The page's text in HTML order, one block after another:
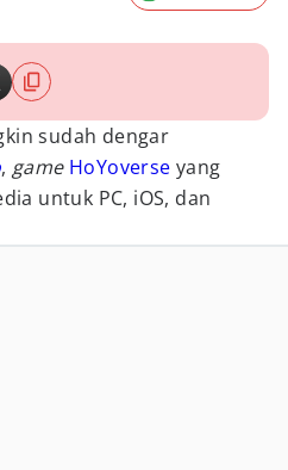
sudah dengar
, game HoYoverse yang
untuk PC, iOS, dan